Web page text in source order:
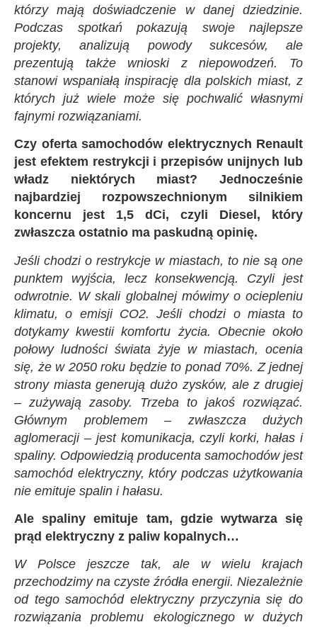
którzy mają doświadczenie w danej dziedzinie.
Podczas spotkań pokazują swoje najlepsze
projekty, analizują powody sukcesów, ale
prezentują także wnioski z niepowodzeń. To
stanowi wspaniałą inspirację dla polskich miast, z
których już wiele może się pochwalić własnymi
fajnymi rozwiązaniami.
Czy oferta samochodów elektrycznych Renault
jest efektem restrykcji i przepisów unijnych lub
władz niektórych miast? Jednocześnie
najbardziej rozpowszechnionym silnikiem
koncernu jest 1,5 dCi, czyli Diesel, który
zwłaszcza ostatnio ma paskudną opinię.
Jeśli chodzi o restrykcje w miastach, to nie są one
punktem wyjścia, lecz konsekwencją. Czyli jest
odwrotnie. W skali globalnej mówimy o ociepleniu
klimatu, o emisji CO2. Jeśli chodzi o miasta to
dotykamy kwestii komfortu życia. Obecnie około
połowy ludności świata żyje w miastach, ocenia
się, że w 2050 roku będzie to ponad 70%. Z jednej
strony miasta generują dużo zysków, ale z drugiej
– zużywają zasoby. Trzeba to jakoś rozwiązać.
Głównym problemem – zwłaszcza dużych
aglomeracji – jest komunikacja, czyli korki, hałas i
spaliny. Odpowiedzią producenta samochodów jest
samochód elektryczny, który podczas użytkowania
nie emituje spalin i hałasu.
Ale spaliny emituje tam, gdzie wytwarza się
prąd elektryczny z paliw kopalnych…
W Polsce jeszcze tak, ale w wielu krajach
przechodzimy na czyste źródła energii. Niezależnie
od tego samochód elektryczny przyczynia się do
rozwiązania problemu ekologicznego w dużych